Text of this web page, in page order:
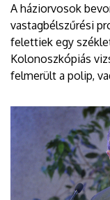
A háziorvosok
vastagbélszűrési
felettiek egy
Kolonoszkópiás
felmerült a polip,